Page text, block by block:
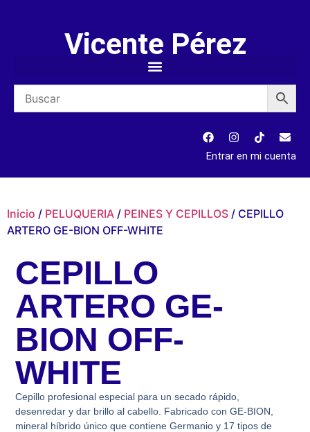
Vicente Pérez
Entrar en mi cuenta
Inicio / PELUQUERIA / PEINES Y CEPILLOS / CEPILLO
ARTERO GE-BION OFF-WHITE
CEPILLO
ARTERO GE-
BION OFF-
WHITE
Cepillo profesional especial para un secado rápido,
desenredar y dar brillo al cabello. Fabricado con GE-BION,
mineral híbrido único que contiene Germanio y 17 tipos de